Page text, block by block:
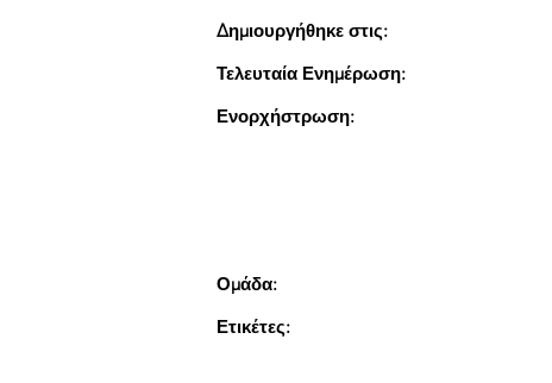
Δημιουργήθηκε στις:
Τελευταία Ενημέρωση:
Ενορχήστρωση:
Ομάδα:
Ετικέτες: